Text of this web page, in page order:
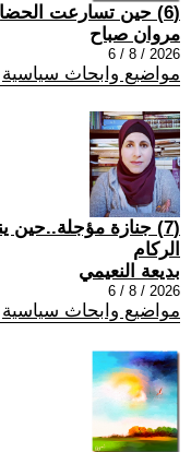
(6) حين تسارعت الحضارة وتأخر الإنسان✋…
مروان صباح
2026 / 8 / 6
مواضيع وابحاث سياسية
(7) جنازة
الركام
بديعة النعيمي
2026 / 8 / 6
مواضيع وابحاث سياسية